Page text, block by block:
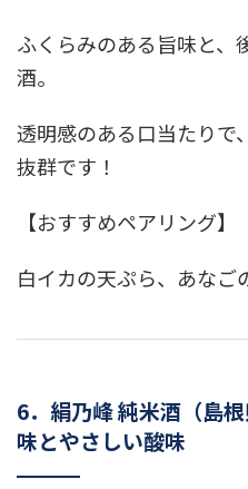
ふくらみのある旨味と、
酒。
透明感のある口当たりで
抜群です！
【おすすめペアリング】
白イカの天ぷら、あなご
6．絹乃峰 純米酒（島
味とやさしい酸味